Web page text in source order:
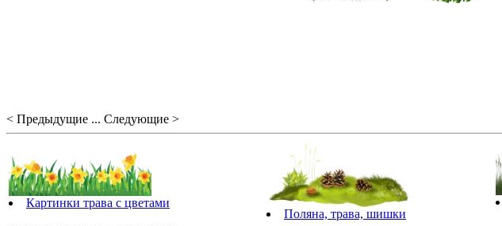
< Предыдущие ... Следующие >
Картинки трава с цветами
Поляна, трава, шишки